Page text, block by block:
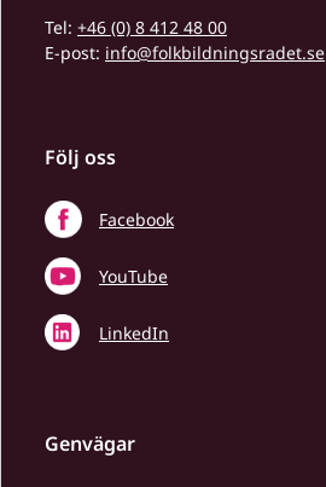
Tel: +46 (0) 8 412 48 00
E-post: info@folkbildningsradet.se
Följ oss
Facebook
YouTube
LinkedIn
Genvägar